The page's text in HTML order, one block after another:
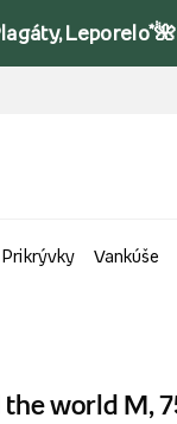
Leporelo*🌺
Prikrývky Vankúše